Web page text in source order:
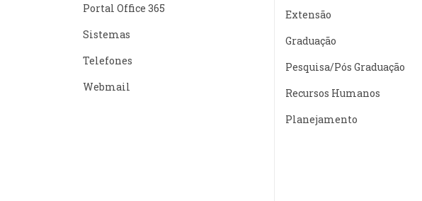
Portal Office 365
Sistemas
Telefones
Webmail
Extensão
Graduação
Pesquisa/Pós Graduação
Recursos Humanos
Planejamento